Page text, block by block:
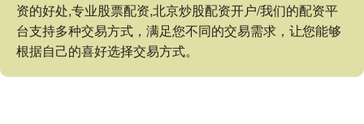
资的好处,专业股票配资,北京炒股配资开户/我们的配资平
台支持多种交易方式，满足您不同的交易需求，让您能够
根据自己的喜好选择交易方式。